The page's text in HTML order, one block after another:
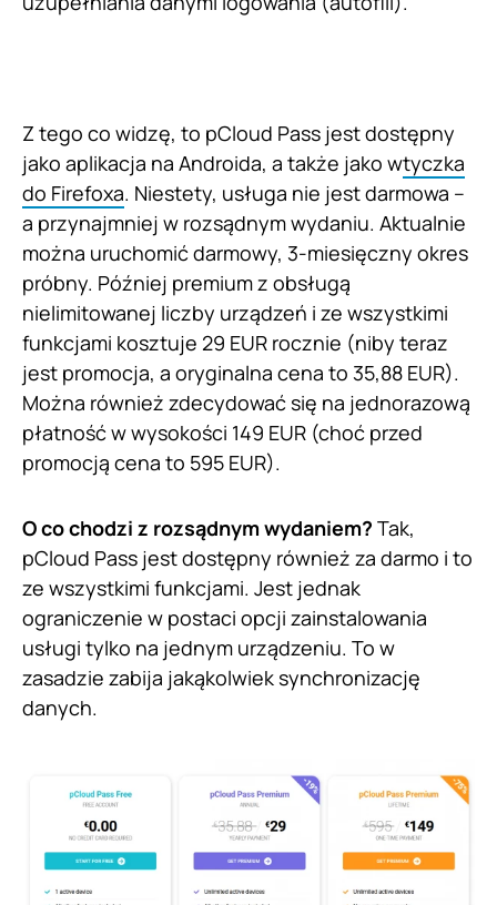
Z tego co widzę, to pCloud Pass jest dostępny
jako aplikacja na Androida, a także jako wtyczka
do Firefoxa. Niestety, usługa nie jest darmowa –
a przynajmniej w rozsądnym wydaniu. Aktualnie
można uruchomić darmowy, 3-miesięczny okres
próbny. Później premium z obsługą
nielimitowanej liczby urządzeń i ze wszystkimi
funkcjami kosztuje 29 EUR rocznie (niby teraz
jest promocja, a oryginalna cena to 35,88 EUR).
Można również zdecydować się na jednorazową
płatność w wysokości 149 EUR (choć przed
promocją cena to 595 EUR).
O co chodzi z rozsądnym wydaniem? Tak,
pCloud Pass jest dostępny również za darmo i to
ze wszystkimi funkcjami. Jest jednak
ograniczenie w postaci opcji zainstalowania
usługi tylko na jednym urządzeniu. To w
zasadzie zabija jakąkolwiek synchronizację
danych.